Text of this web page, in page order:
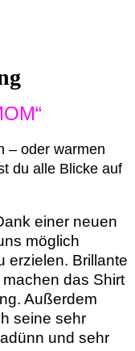
– oder warmen
du alle Blicke auf
einer neuen
möglich
erzielen. Brillante
das Shirt
Außerdem
seine sehr
und sehr